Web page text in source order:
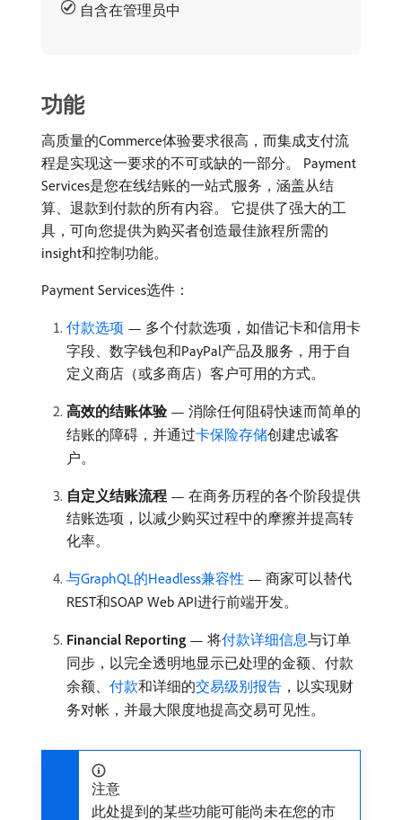
自含在管理员中
功能
高质量的Commerce体验要求很高，而集成支付流
程是实现这一要求的不可或缺的一部分。 Payment
Services是您在线结账的一站式服务，涵盖从结
算、退款到付款的所有内容。 它提供了强大的工
具，可向您提供为购买者创造最佳旅程所需的
insight和控制功能。
Payment Services选件：
付款选项 — 多个付款选项，如借记卡和信用卡
字段、数字钱包和PayPal产品及服务，用于自
定义商店（或多商店）客户可用的方式。
高效的结账体验— 消除任何阻碍快速而简单的
结账的障碍，并通过卡保险存储创建忠诚客
户。
自定义结账流程 — 在商务历程的各个阶段提供
结账选项，以减少购买过程中的摩擦并提高转
化率。
与GraphQL的Headless兼容性 — 商家可以替代
REST和SOAP Web API进行前端开发。
Financial Reporting — 将付款详细信息与订单
同步，以完全透明地显示已处理的金额、付款
余额、 付款和详细的交易级别报告 ，以实现财
务对帐，并最大限度地提高交易可见性。
注意
此处提到的某些功能可能尚未在您的市